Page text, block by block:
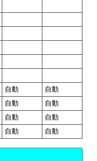
自動
自動
自動
自動
自動
自動
自動 自動